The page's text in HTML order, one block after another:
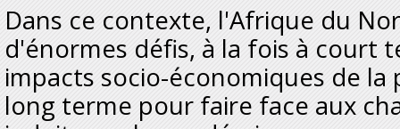
Dans ce contexte, l'Afrique du
d'énormes défis, à la fois à court
impacts socio-économiques de la
long terme pour faire face aux